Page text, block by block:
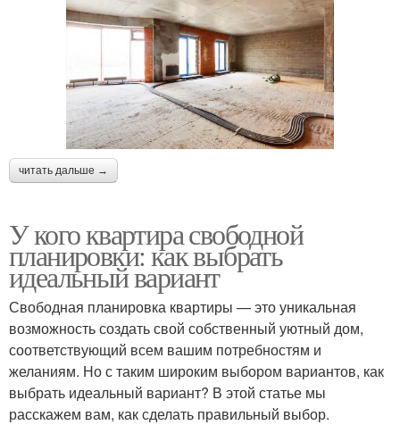
читать дальше →
У кого квартира свободной
планировки: как выбрать
идеальный вариант
Свободная планировка квартиры — это уникальная
возможность создать свой собственный уютный дом,
соответствующий всем вашим потребностям и
желаниям. Но с таким широким выбором вариантов, как
выбрать идеальный вариант? В этой статье мы
расскажем вам, как сделать правильный выбор.